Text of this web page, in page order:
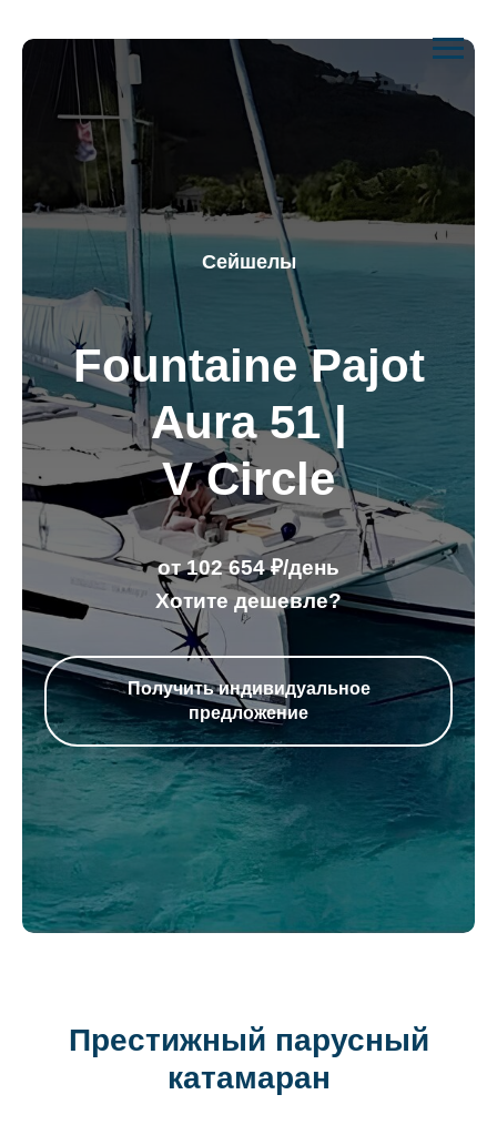
Сейшелы
Fountaine Pajot
Aura 51 |
V Circle
от 102 654 ₽/день
Хотите дешевле?
Получить индивидуальное
предложение
Престижный парусный
катамаран